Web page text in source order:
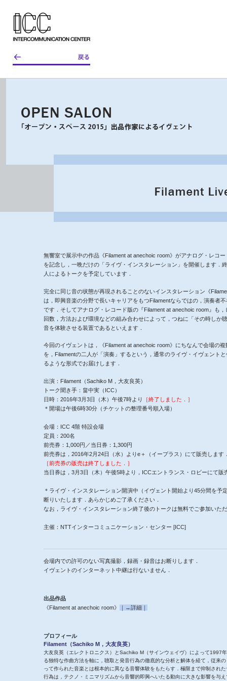
無響室で展示中の作品《Filament at anechoic room》がアナログ・レコ
を記念し，一晩だけの「ライヴ・インスタレーション」を開催します．
人によるトークを予定しています．
完全に同じ音の状態が再現されることのないインスタレーション《
は，即興音楽の分野で長いキャリアをもつFilamentならではの，演奏者
です．そしてアナログ・レコード版の『Filament at anechoic room』も
回数，方法および環境などの組み合わせによって，つねに「その時しか
音を体験させる装置であるといえます．
今回のイヴェントは，《Filament at anechoic room》にちなんで会場の
を，Filamentの二人が「演奏」するという，通常のライヴ・イヴェント
るような形式でお届けします．
出演：Filament（Sachiko M，大友良英）
トーク聞き手：畠中実（ICC）
日時：2016年3月3日（木）午後7時より
［終了しました．］
＊開場は午後6時30分（チケットの整理番号順入場）
会場：ICC 4階 特設会場
定員：200名
前売券：1,000円／当日券：1,300円
前売券は，2016年2月24日（水）よりe＋（イープラス）にて販売します
［前売券の販売は終了しました．］
当日券は，3月3日（木）午後5時より，ICCエントランス・ロビーにて販
＊ライヴ・インスタレーション開演中（イヴェント開始より45分間を予
断りいたします．あらかじめご了承ください．
なお，ライヴ・インスタレーション終了後のトークは無料でご参加いた
主催：NTTインターコミュニケーション・センター [ICC]
会場内での許可のない写真撮影，録画・録音はお断りします．
イヴェントのインターネット中継は行ないません．
出品作品
《Filament at anechoic room》
｜→詳細｜
プロフィール
Filament（Sachiko M，大友良英）
大友良英（エレクトロニクス）とSachiko M（サインウェイヴ）によって1997
る独特な作曲方法を軸に，聴取と発音行為の徹底的な分析と解体を経て，従来
って作られた音楽とは根本的に異なる音響体験をもたらす．極限まで抑制され
行為は，テクノ・ミニマリズムから音響的即興へいたる動向に大きな影響を与